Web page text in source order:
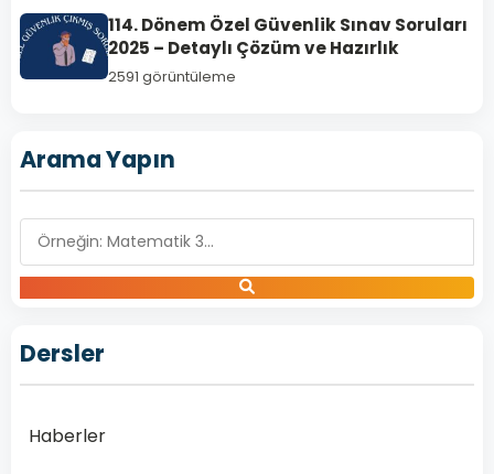
Çöz
Özel
Test
Çöz
2026
Rehberi
ÖGS
test
yani
Özel
Sınavı
114. Dönem Özel Güvenlik Sınav Soruları
2025 – Detaylı Çözüm ve Hazırlık
2591 görüntüleme
Arama Yapın
Dersler
Haberler